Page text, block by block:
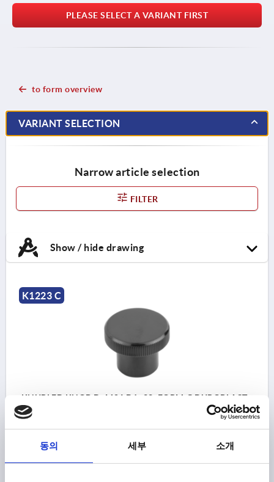
동의 세부 소개
PLEASE SELECT A VARIANT FIRST
to form overview
VARIANT SELECTION
Narrow article selection
FILTER
Show / hide drawing
K1223 C
KNURLED KNOB D=M06 D1=22, FORM:C DUROPLAST,
BLACK, COMP:PLASTIC
COMPONENT MATERIAL=PLASTIC
H=13 H1=6
Order number:K1223.102206